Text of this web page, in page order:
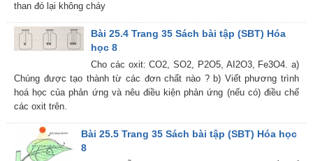
than đó lại không cháy
Bài 25.4 Trang 35 Sách bài tập (SBT) Hóa
học 8
Cho các oxit: CO2, SO2, P2O5, AI2O3, Fe3O4. a)
Chúng được tạo thành từ các đơn chất nào ? b) Viết phương trình
hoá học của phản ứng và nêu điều kiện phản ứng (nếu có) điều chế
các oxit trên.
Bài 25.5 Trang 35 Sách bài tập (SBT) Hóa học
8